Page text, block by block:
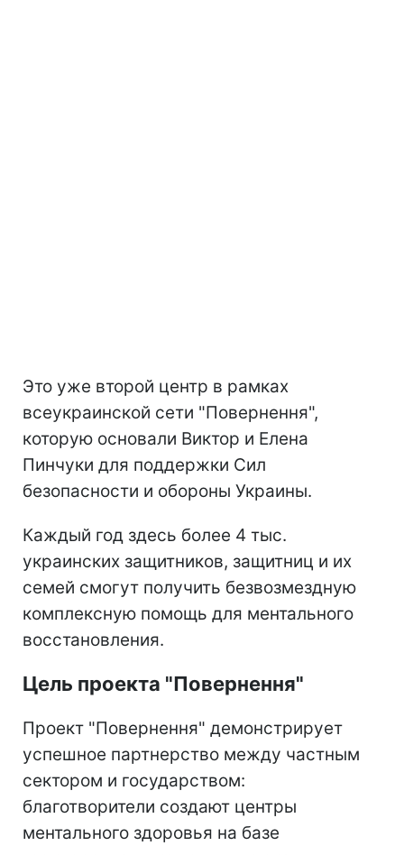
Это уже второй центр в рамках
всеукраинской сети "Повернення",
которую основали Виктор и Елена
Пинчуки для поддержки Сил
безопасности и обороны Украины.
Каждый год здесь более 4 тыс.
украинских защитников, защитниц и их
семей смогут получить безвозмездную
комплексную помощь для ментального
восстановления.
Цель проекта "Повернення"
Проект "Повернення" демонстрирует
успешное партнерство между частным
сектором и государством:
благотворители создают центры
ментального здоровья на базе